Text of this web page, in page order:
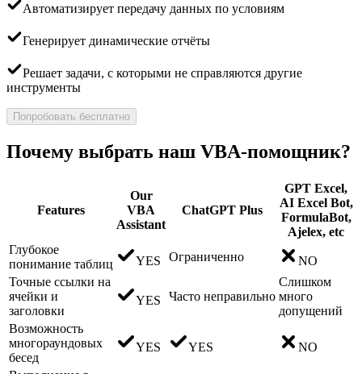
Автоматизирует передачу данных по условиям
Генерирует динамические отчёты
Решает задачи, с которыми не справляются другие
инструменты
Попробовать бесплатно
Почему выбрать наш VBA-помощник?
Features
Our
VBA
Assistant
ChatGPT Plus
GPT Excel,
AI Excel Bot,
FormulaBot,
Ajelex, etc
Глубокое
понимание таблиц
YES Ограниченно
NO
Точные ссылки на
ячейки и
заголовки
YES Часто неправильно
Слишком
много
допущений
Возможность
многораундовых
бесед
YES YES NO